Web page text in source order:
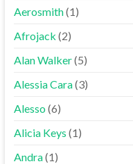
Aerosmith(1)
Afrojack (2)
Alan Walker(5)
Alessia Cara(3)
Alesso(6)
Alicia Keys (1)
Andra(1)